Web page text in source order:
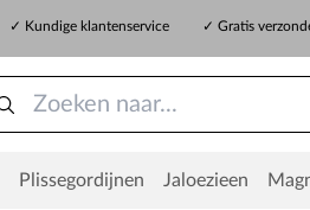
✓ Kundige klantenservice ✓ Gratis
Plissegordijnen Jaloezieen